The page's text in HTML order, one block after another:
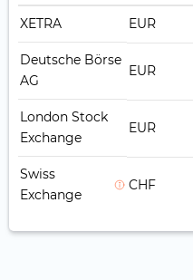
XETRA EUR
Deutsche Börse
AG
EUR
London Stock
Exchange
EUR
Swiss
Exchange
CHF